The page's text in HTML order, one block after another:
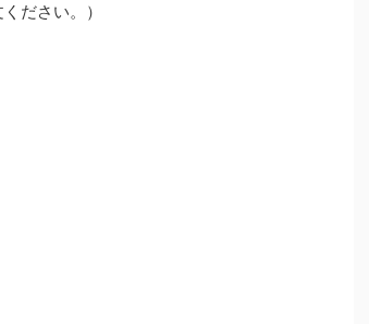
ださい。）